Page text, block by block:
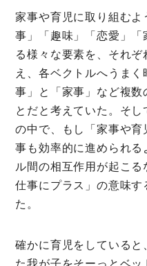
家事や育児に取り組む
事」「趣味」「恋愛」
る様々な要素を、それ
え、各ベクトルへうま
事」と「家事」など複数
とだと考えていた。そ
の中で、もし「家事や
事も効率的に進められる
ル間の相互作用が起こ
仕事にプラス」の意味
た。
確かに育児をしている
た我が子をそーっとベッ